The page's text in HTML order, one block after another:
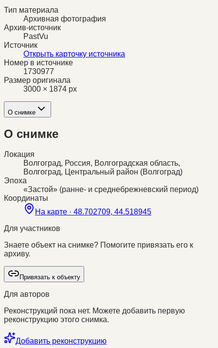
Тип материала
Архивная фотография
Архив-источник
PastVu
Источник
Открыть карточку источника
Номер в источнике
1730977
Размер оригинала
3000 × 1874 px
О снимке
О снимке
Локация
Волгоград, Россия, Волгоградская область,
Волгоград, Центральный район (Волгоград)
Эпоха
«Застой» (ранне- и среднебрежневский период)
Координаты
На карте · 48.702709, 44.518945
Для участников
Знаете объект на снимке? Помогите привязать его к
архиву.
Привязать к объекту
Для авторов
Реконструкций пока нет. Можете добавить первую
реконструкцию этого снимка.
Добавить реконструкцию